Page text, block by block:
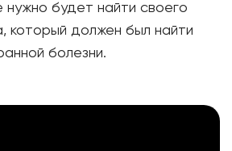
нужно будет найти своего
который должен был найти
болезни.